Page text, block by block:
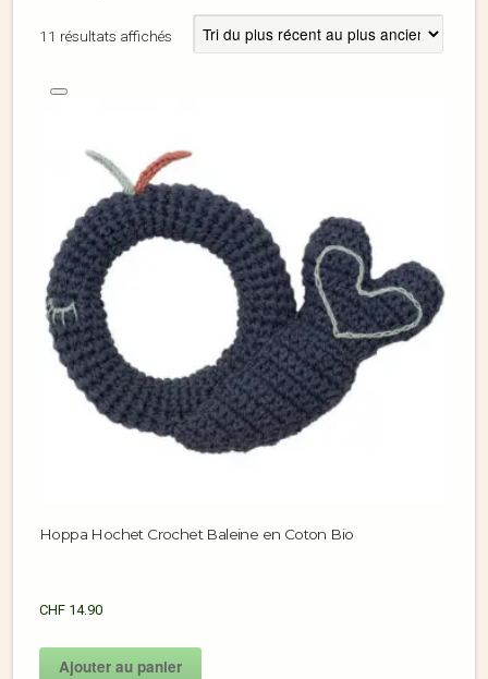
11 résultats affichés
Hoppa Hochet Crochet Baleine en Coton Bio
CHF 14.90
Ajouter au panier